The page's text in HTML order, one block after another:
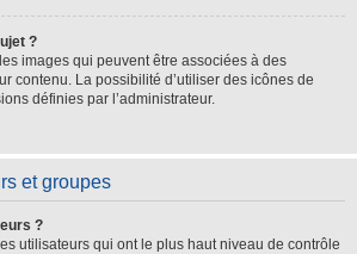
?
images qui peuvent être associées à des
contenu. La possibilité d’utiliser des icônes de
définies par l’administrateur.
et groupes
?
utilisateurs qui ont le plus haut niveau de contrôle